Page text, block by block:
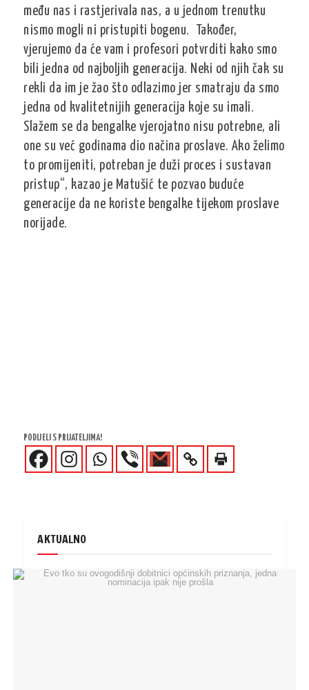
među nas i rastjerivala nas, a u jednom trenutku
nismo mogli ni pristupiti bogenu. Također,
vjerujemo da će vam i profesori potvrditi kako smo
bili jedna od najboljih generacija. Neki od njih čak su
rekli da im je žao što odlazimo jer smatraju da smo
jedna od kvalitetnijih generacija koje su imali.
Slažem se da bengalke vjerojatno nisu potrebne, ali
one su već godinama dio načina proslave. Ako želimo
to promijeniti, potreban je duži proces i sustavan
pristup“, kazao je Matušić te pozvao buduće
generacije da ne koriste bengalke tijekom proslave
norijade.
PODIJELI S PRIJATELJIMA!
AKTUALNO